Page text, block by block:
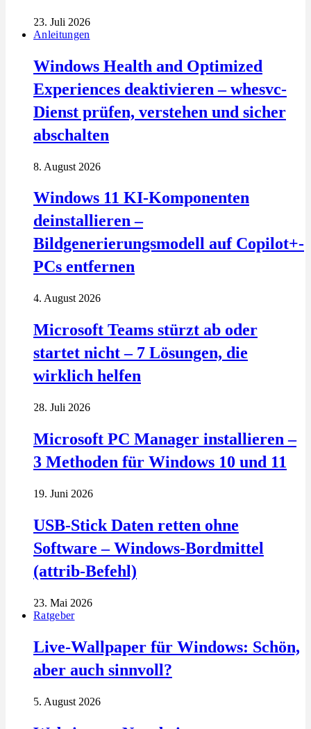
23. Juli 2026
Anleitungen
Windows Health and Optimized
Experiences deaktivieren – whesvc-
Dienst prüfen, verstehen und sicher
abschalten
8. August 2026
Windows 11 KI-Komponenten
deinstallieren –
Bildgenerierungsmodell auf Copilot+-
PCs entfernen
4. August 2026
Microsoft Teams stürzt ab oder
startet nicht – 7 Lösungen, die
wirklich helfen
28. Juli 2026
Microsoft PC Manager installieren –
3 Methoden für Windows 10 und 11
19. Juni 2026
USB-Stick Daten retten ohne
Software – Windows-Bordmittel
(attrib-Befehl)
23. Mai 2026
Ratgeber
Live-Wallpaper für Windows: Schön,
aber auch sinnvoll?
5. August 2026